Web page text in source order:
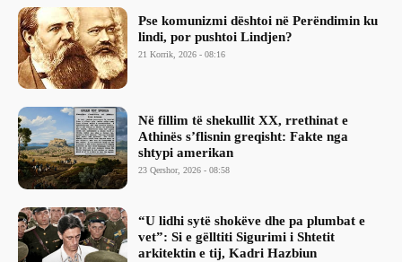
Pse komunizmi dështoi në Perëndimin ku
lindi, por pushtoi Lindjen?
21 Korrik, 2026 - 08:16
Në fillim të shekullit XX, rrethinat e
Athinës s’flisnin greqisht: Fakte nga
shtypi amerikan
23 Qershor, 2026 - 08:58
“U lidhi sytë shokëve dhe pa plumbat e
vet”: Si e gëlltiti Sigurimi i Shtetit
arkitektin e tij, Kadri Hazbiun